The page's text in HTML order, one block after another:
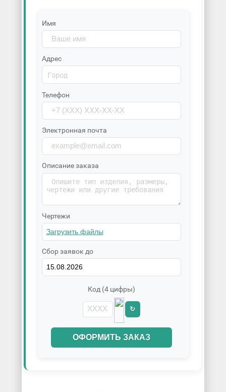
Имя
Адрес
Телефон
Электронная почта
Описание заказа
Чертежи
Сбор заявок до
Код (4 цифры)
↻
ОФОРМИТЬ ЗАКАЗ